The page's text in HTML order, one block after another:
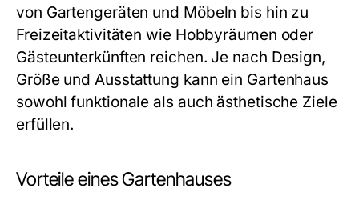
von Gartengeräten und Möbeln bis hin zu
Freizeitaktivitäten wie Hobbyräumen oder
Gästeunterkünften reichen. Je nach Design,
Größe und Ausstattung kann ein Gartenhaus
sowohl funktionale als auch ästhetische Ziele
erfüllen.
Vorteile eines Gartenhauses